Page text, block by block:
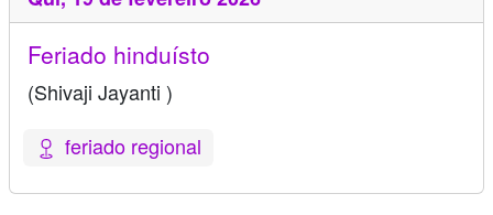
Feriado hinduísto
(Shivaji Jayanti )
feriado regional